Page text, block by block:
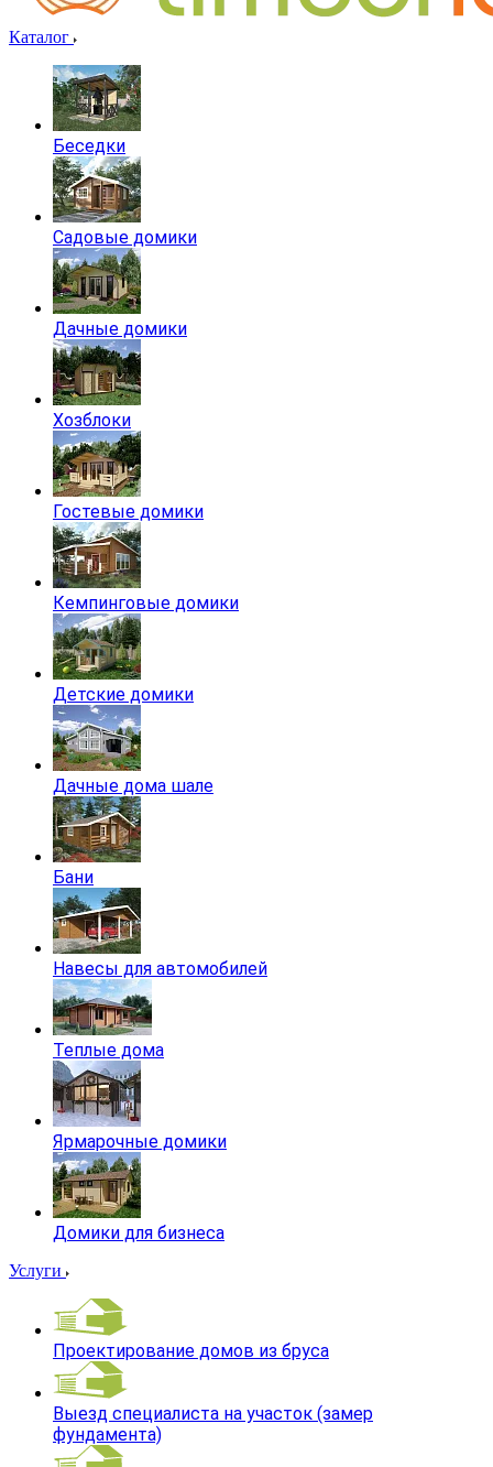
Каталог
Беседки
Садовые домики
Дачные домики
Хозблоки
Гостевые домики
Кемпинговые домики
Детские домики
Дачные дома шале
Бани
Навесы для автомобилей
Теплые дома
Ярмарочные домики
Домики для бизнеса
Услуги
Проектирование домов из бруса
Выезд специалиста на участок (замер
фундамента)